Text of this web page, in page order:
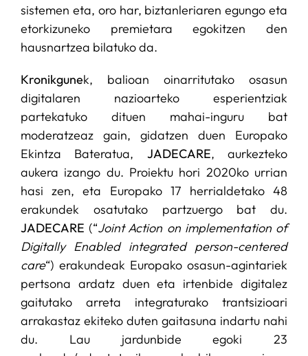
sistemen eta, oro har, biztanleriaren egungo eta
etorkizuneko premietara egokitzen den
hausnartzea bilatuko da.
Kronikgunek, balioan oinarritutako osasun
digitalaren nazioarteko esperientziak
partekatuko dituen mahai-inguru bat
moderatzeaz gain, gidatzen duen Europako
Ekintza Bateratua, JADECARE, aurkezteko
aukera izango du. Proiektu hori 2020ko urrian
hasi zen, eta Europako 17 herrialdetako 48
erakundek osatutako partzuergo bat du.
JADECARE (“Joint Action on implementation of
Digitally Enabled integrated person-centered
care“) erakundeak Europako osasun-agintariek
pertsona ardatz duen eta irtenbide digitalez
gaitutako arreta integraturako trantsizioari
arrakastaz ekiteko duten gaitasuna indartu nahi
du. Lau jardunbide egoki 23